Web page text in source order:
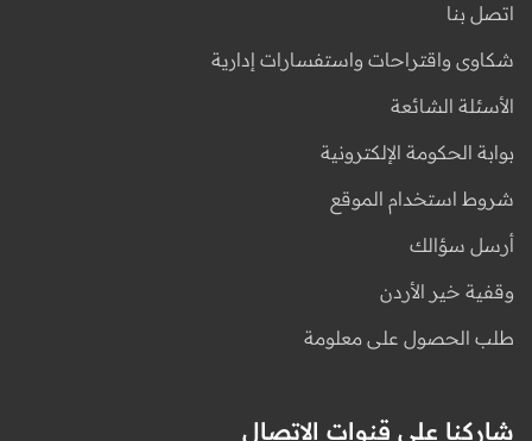
اتصل بنا
شكاوى واقتراحات واستفسارات إدارية
الأسئلة الشائعة
بوابة الحكومة الإلكترونية
شروط استخدام الموقع
أرسل سؤالك
وقفية خير الأردن
طلب الحصول على معلومة
شاركنا على قنوات الاتصال